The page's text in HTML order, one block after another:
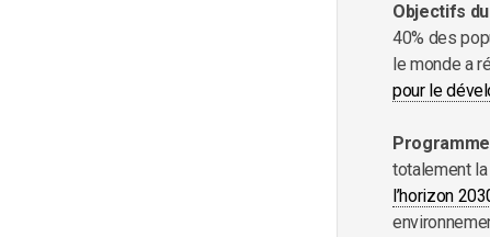
Objectifs
40% des
le monde a
pour le
totalement la
l’horizon